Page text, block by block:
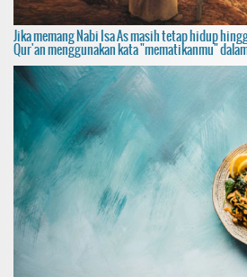
Jika memang Nabi Isa As masih tetap hidup
Qur'an menggunakan kata "mematikanmu"